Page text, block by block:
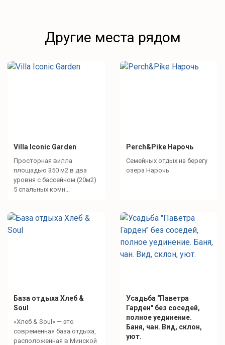
Другие места рядом
Villa Iconic Garden
Просторная вилла
площадью 350 м2 в два
уровня с бассейном (20м2)
5 спальных комн...
Perch&Pike Нарочь
Семейных отдых на берегу
озера Нарочь
База отдыха Хлеб &
Soul
«Хлеб & Soul» — это
современная база отдыха,
расположенная в Минской
Усадьба "Паветра
Гарден" без соседей,
полное уединение.
Баня, чан. Вид, склон,
уют.